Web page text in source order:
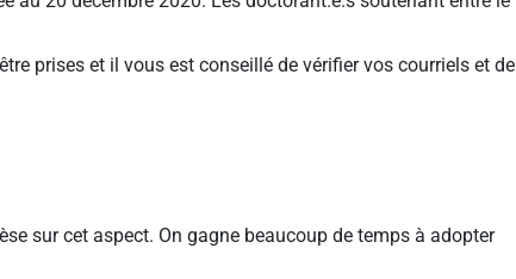
prises et il vous est conseillé de vérifier vos courriels et de
sur cet aspect. On gagne beaucoup de temps à adopter